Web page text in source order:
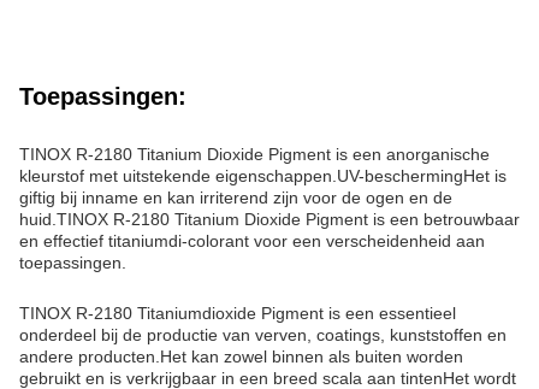
Toepassingen:
TINOX R-2180 Titanium Dioxide Pigment is een anorganische
kleurstof met uitstekende eigenschappen.UV-beschermingHet is
giftig bij inname en kan irriterend zijn voor de ogen en de
huid.TINOX R-2180 Titanium Dioxide Pigment is een betrouwbaar
en effectief titaniumdi-colorant voor een verscheidenheid aan
toepassingen.
TINOX R-2180 Titaniumdioxide Pigment is een essentieel
onderdeel bij de productie van verven, coatings, kunststoffen en
andere producten.Het kan zowel binnen als buiten worden
gebruikt en is verkrijgbaar in een breed scala aan tintenHet wordt